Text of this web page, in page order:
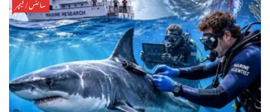
سائنس/فیچر